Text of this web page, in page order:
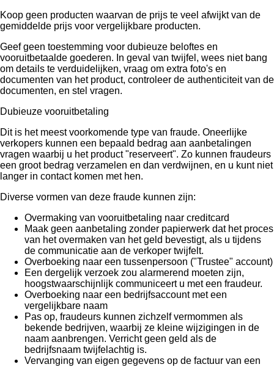
Koop geen producten waarvan de prijs te veel afwijkt van de
gemiddelde prijs voor vergelijkbare producten.
Geef geen toestemming voor dubieuze beloftes en
vooruitbetaalde goederen. In geval van twijfel, wees niet bang
om details te verduidelijken, vraag om extra foto's en
documenten van het product, controleer de authenticiteit van de
documenten, en stel vragen.
Dubieuze vooruitbetaling
Dit is het meest voorkomende type van fraude. Oneerlijke
verkopers kunnen een bepaald bedrag aan aanbetalingen
vragen waarbij u het product "reserveert". Zo kunnen fraudeurs
een groot bedrag verzamelen en dan verdwijnen, en u kunt niet
langer in contact komen met hen.
Diverse vormen van deze fraude kunnen zijn:
Overmaking van vooruitbetaling naar creditcard
Maak geen aanbetaling zonder papierwerk dat het proces
van het overmaken van het geld bevestigt, als u tijdens
de communicatie aan de verkoper twijfelt.
Overboeking naar een tussenpersoon ("Trustee" account)
Een dergelijk verzoek zou alarmerend moeten zijn,
hoogstwaarschijnlijk communiceert u met een fraudeur.
Overboeking naar een bedrijfsaccount met een
vergelijkbare naam
Pas op, fraudeurs kunnen zichzelf vermommen als
bekende bedrijven, waarbij ze kleine wijzigingen in de
naam aanbrengen. Verricht geen geld als de
bedrijfsnaam twijfelachtig is.
Vervanging van eigen gegevens op de factuur van een